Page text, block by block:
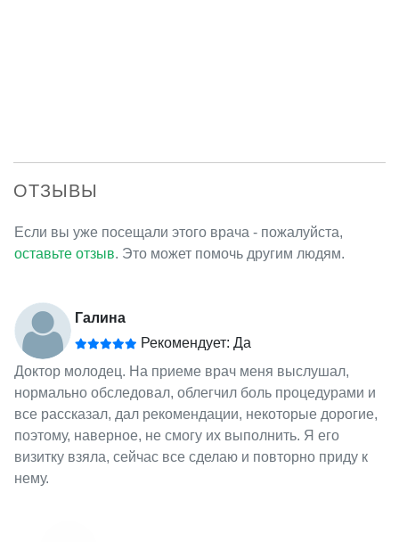
ОТЗЫВЫ
Если вы уже посещали этого врача - пожалуйста,
оставьте отзыв. Это может помочь другим людям.
Галина
Рекомендует: Да
Доктор молодец. На приеме врач меня выслушал,
нормально обследовал, облегчил боль процедурами и
все рассказал, дал рекомендации, некоторые дорогие,
поэтому, наверное, не смогу их выполнить. Я его
визитку взяла, сейчас все сделаю и повторно приду к
нему.